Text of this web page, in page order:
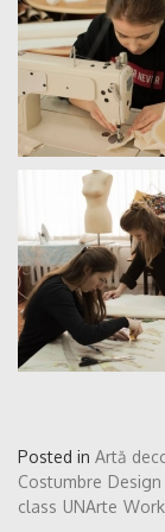
Posted in Artă
Costumbre
class UNArte